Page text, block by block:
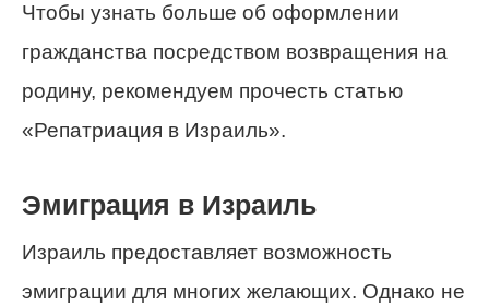
Чтобы узнать больше об оформлении
гражданства посредством возвращения на
родину, рекомендуем прочесть статью
«Репатриация в Израиль».
Эмиграция в Израиль
Израиль предоставляет возможность
эмиграции для многих желающих. Однако не